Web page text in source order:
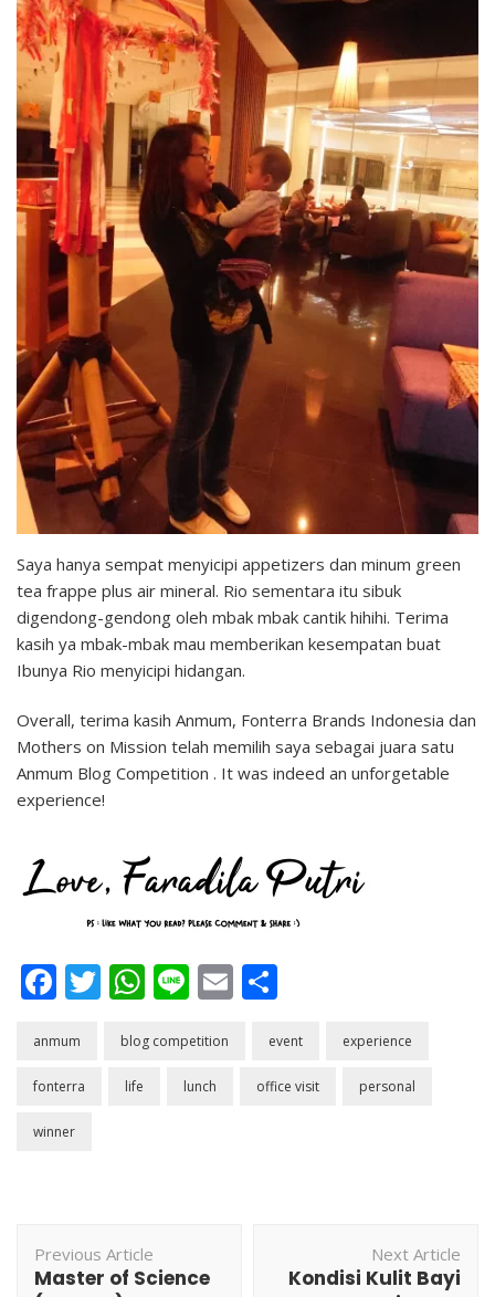
Saya hanya sempat menyicipi appetizers dan minum green
tea frappe plus air mineral. Rio sementara itu sibuk
digendong-gendong oleh mbak mbak cantik hihihi. Terima
kasih ya mbak-mbak mau memberikan kesempatan buat
Ibunya Rio menyicipi hidangan.
Overall, terima kasih Anmum, Fonterra Brands Indonesia dan
Mothers on Mission telah memilih saya sebagai juara satu
Anmum Blog Competition . It was indeed an unforgetable
experience!
Facebook
Twitter
WhatsApp
LineEmail
anmum blog competition event experience
fonterra life lunch office visit personal
winner
Navigation
Previous Article
Master of Science
Next Article
Kondisi Kulit Bayi